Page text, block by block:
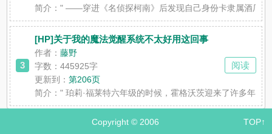
简介：" ——穿进《名侦探柯南》后发现自己身份卡隶属酒厂该
3
[HP]关于我的魔法觉醒系统不太好用这回事
作者：藤野
字数：445925字
更新到：第206页
简介：" 珀莉·福莱特六年级的时候，霍格沃茨迎来了许多年
阅读
Copyright © 2006 TOP↑